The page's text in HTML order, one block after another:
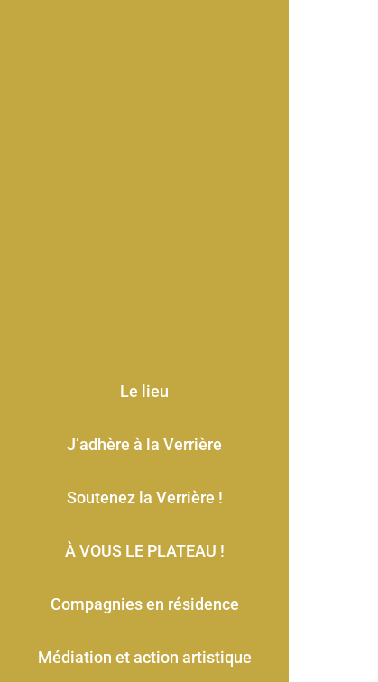
Le lieu
J’adhère à la Verrière
Soutenez la Verrière !
À VOUS LE PLATEAU !
Compagnies en résidence
Médiation et action artistique